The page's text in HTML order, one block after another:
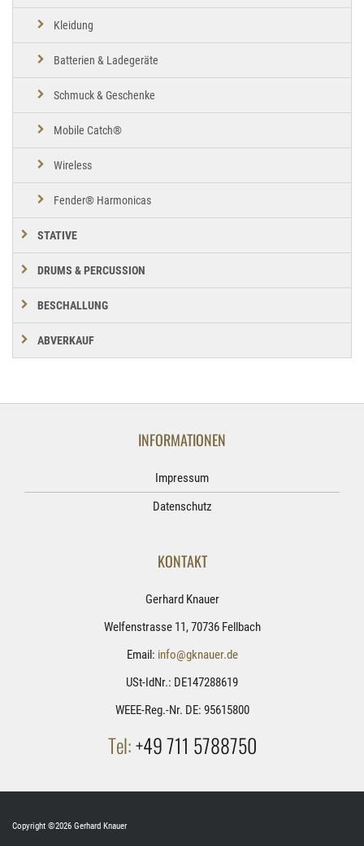
Kleidung
Batterien & Ladegeräte
Schmuck & Geschenke
Mobile Catch®
Wireless
Fender® Harmonicas
STATIVE
DRUMS & PERCUSSION
BESCHALLUNG
ABVERKAUF
INFORMATIONEN
Impressum
Datenschutz
KONTAKT
Gerhard Knauer
Welfenstrasse 11, 70736 Fellbach
Email: info@gknauer.de
USt-IdNr.: DE147288619
WEEE-Reg.-Nr. DE: 95615800
Tel:+49 711 5788750
Copyright ©2026 Gerhard Knauer